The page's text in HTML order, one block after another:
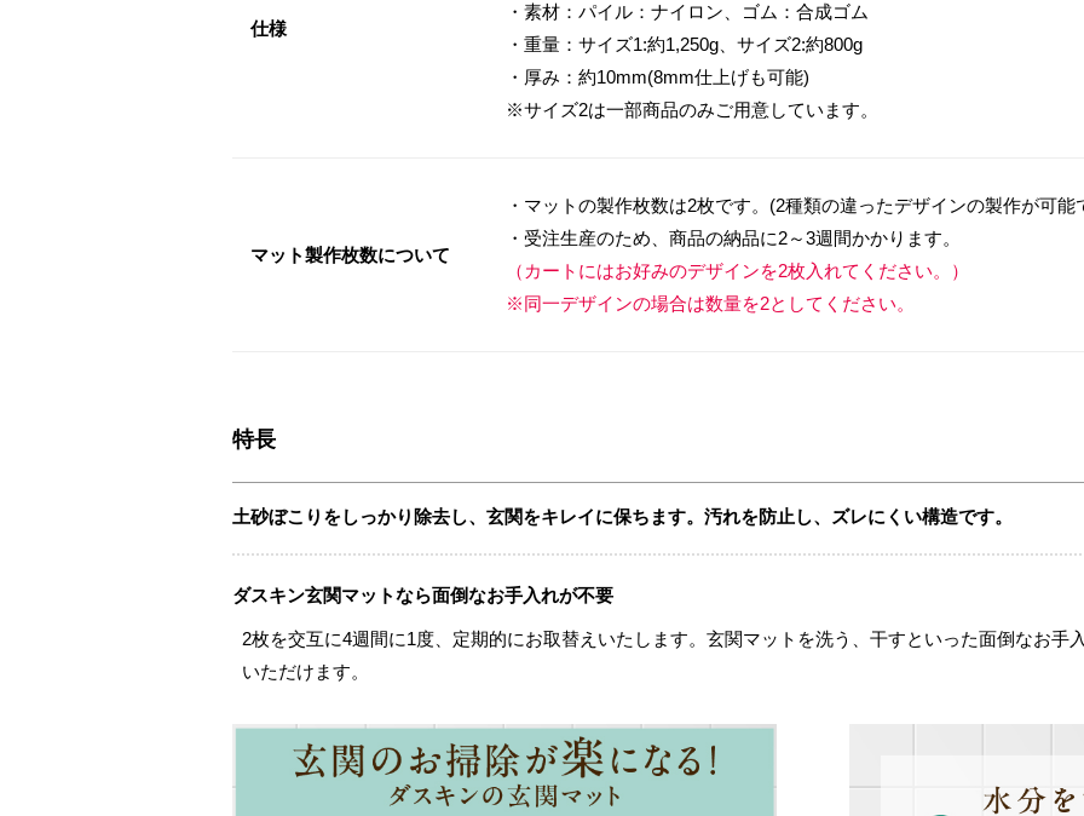
仕様
・素材：パイル：ナイロン、ゴム：合成ゴム
・重量：サイズ1:約1,250g、サイズ2:約800g
・厚み：約10mm(8mm仕上げも可能)
※サイズ2は一部商品のみご用意しています。
マット製作枚数について
・マットの製作枚数は2枚です。(2種類の違ったデザインの製作が可能
・受注生産のため、商品の納品に2～3週間かかります。
（カートにはお好みのデザインを2枚入れてください。）
※同一デザインの場合は数量を2としてください。
特長
土砂ぼこりをしっかり除去し、玄関をキレイに保ちます。汚れを防止し、ズレにくい構造です。
ダスキン玄関マットなら面倒なお手入れが不要
2枚を交互に4週間に1度、定期的にお取替えいたします。玄関マットを洗う、干すといった面倒なお手
いただけます。